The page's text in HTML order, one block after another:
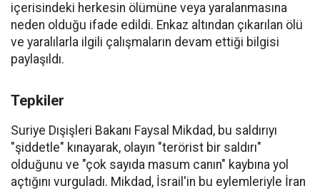
içerisindeki herkesin ölümüne veya yaralanmasına
neden olduğu ifade edildi. Enkaz altından çıkarılan ölü
ve yaralılarla ilgili çalışmaların devam ettiği bilgisi
paylaşıldı.
Tepkiler
Suriye Dışişleri Bakanı Faysal Mikdad, bu saldırıyı
"şiddetle" kınayarak, olayın "terörist bir saldırı"
olduğunu ve "çok sayıda masum canın" kaybına yol
açtığını vurguladı. Mikdad, İsrail'in bu eylemleriyle İran